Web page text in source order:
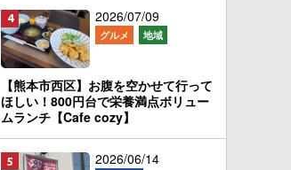
2026/07/09
グルメ 地域
【熊本市西区】お腹を空かせて行って
ほしい！800円台で栄養満点ボリュー
ムランチ【Cafe cozy】
2026/06/14